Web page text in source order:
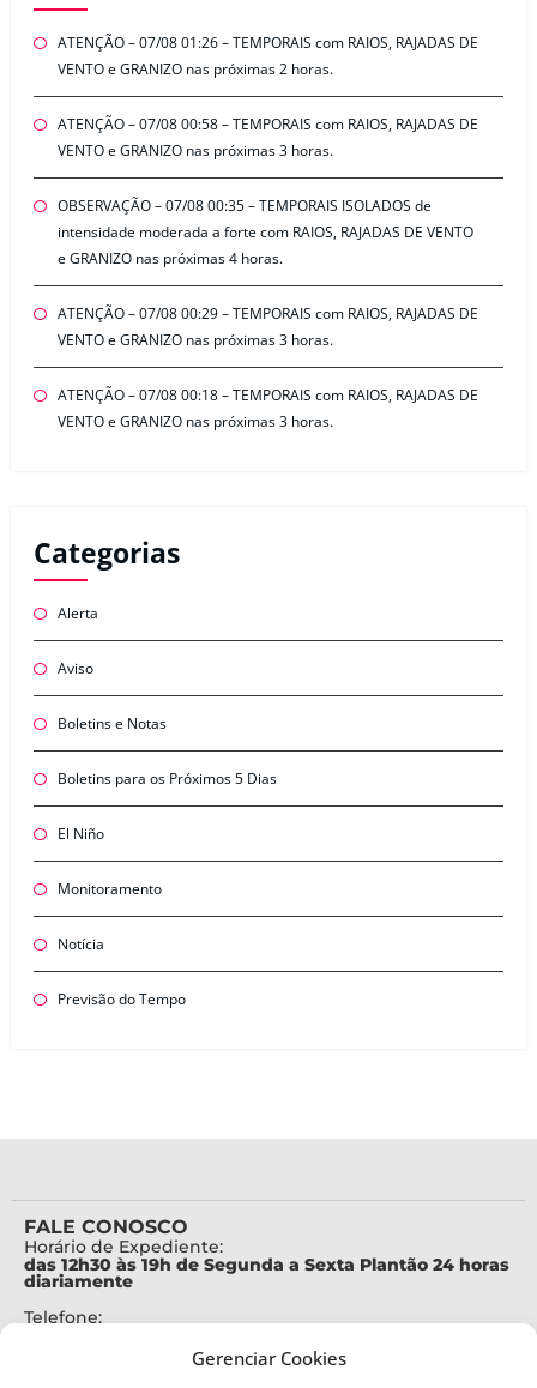
Gerenciar Cookies
ATENÇÃO – 07/08 01:26 – TEMPORAIS com RAIOS, RAJADAS DE
VENTO e GRANIZO nas próximas 2 horas.
ATENÇÃO – 07/08 00:58 – TEMPORAIS com RAIOS, RAJADAS DE
VENTO e GRANIZO nas próximas 3 horas.
OBSERVAÇÃO – 07/08 00:35 – TEMPORAIS ISOLADOS de
intensidade moderada a forte com RAIOS, RAJADAS DE VENTO
e GRANIZO nas próximas 4 horas.
ATENÇÃO – 07/08 00:29 – TEMPORAIS com RAIOS, RAJADAS DE
VENTO e GRANIZO nas próximas 3 horas.
ATENÇÃO – 07/08 00:18 – TEMPORAIS com RAIOS, RAJADAS DE
VENTO e GRANIZO nas próximas 3 horas.
Categorias
Alerta
Aviso
Boletins e Notas
Boletins para os Próximos 5 Dias
El Niño
Monitoramento
Notícia
Previsão do Tempo
FALE CONOSCO
Horário de Expediente:
das 12h30 às 19h de Segunda a Sexta Plantão 24 horas
diariamente
Telefone: